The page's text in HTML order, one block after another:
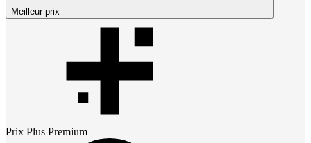
Meilleur prix
Prix Plus Premium